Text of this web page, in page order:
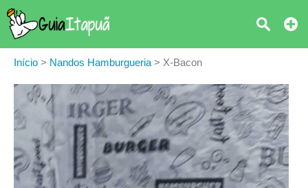
Início > Nandos Hamburgueria > X-Bacon